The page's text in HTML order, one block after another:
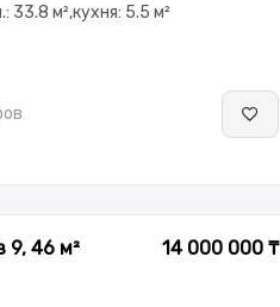
33.8 м²,кухня: 5.5 м²
9, 46 м² 14 000 000 ₸